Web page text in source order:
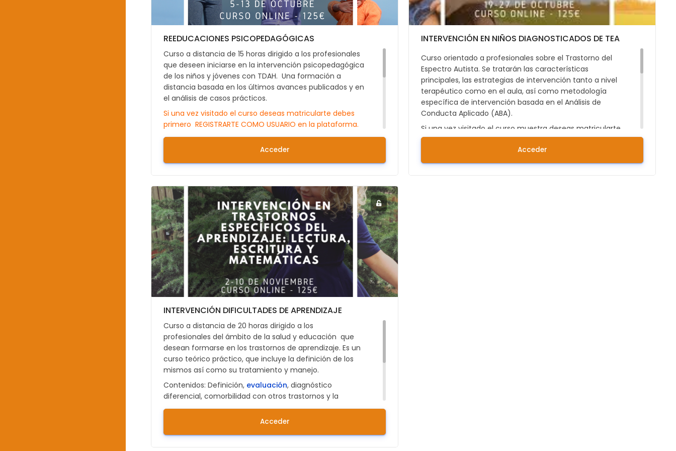
REEDUCACIONES PSICOPEDAGÓGICAS
Curso a distancia de 15 horas dirigido a los profesionales
que deseen iniciarse en la intervención psicopedagógica
de los niños y jóvenes con TDAH. Una formación a
distancia basada en los últimos avances publicados y en
el análisis de casos prácticos.
Si una vez visitado el curso deseas matricularte debes
primero REGISTRARTE COMO USUARIO en la plataforma.
Puedes hacerlo clicando aquí:Registrarse.
Si tienes alguna duda también puedes enviar un mail
adanatraining@fundacionadana.org
Acceder
INTERVENCIÓN EN NIÑOS DIAGNOSTICADOS DE TEA
Curso orientado a profesionales sobre el Trastorno del
Espectro Autista. Se tratarán las características
principales, las estrategias de intervención tanto a nivel
terapéutico como en el aula, así como metodología
específica de intervención basada en el Análisis de
Conducta Aplicado (ABA).
Si una vez visitado el curso muestra deseas matricularte
debes primero REGISTRARTE COMO USUARIO en la
plataforma. Puedes hacerlo clicando aquí:
Si tienes alguna duda también puedes enviar un mail
Acceder
INTERVENCIÓN DIFICULTADES DE APRENDIZAJE
Curso a distancia de 20 horas dirigido a los
profesionales del ámbito de la salud y educación que
desean formarse en los trastornos de aprendizaje. Es un
curso teórico práctico, que incluye la definición de los
mismos así como su tratamiento y manejo.
Contenidos: Definición, evaluación, diagnóstico
diferencial, comorbilidad con otros trastornos y la
intervención sobre las dificultades del aprendizaje
en la Dislexia, la Discalculia y el TDAH
Si deseas matricularte debes primero REGISTRARTE COMO
Acceder